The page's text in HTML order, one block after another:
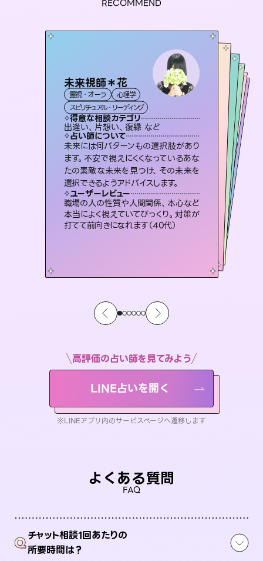
RECOMMEND
未来視師＊花
霊視・オーラ
心理学
スピリチュアル・リーディング
得意な相談カテゴリ
出逢い、片想い、復縁 など
占い師について
未来には何パターンもの選択肢があり
ます。不安で視えにくくなっているあな
たの素敵な未来を見つけ、その未来を
選択できるようアドバイスします。
ユーザーレビュー
職場の人の性質や人間関係、本心など
本当によく視えていてびっくり。対策が
打てて前向きになれます（40代）
おう 霊感オラクル
霊視・オーラ
オラクルカード
得意な相談カテゴリ
恋愛総合、あの人の気持ち など
占い師について
霊視×オラクルカードを使って「今」と
「未来」そして「気になるあの人の気持
ち」まで丁寧に読み解き、恋や人生のヒ
ントを優しく引き出します。
ユーザーレビュー
不安な気持ちが嘘みたいに晴れまし
た…！よく視えていらっしゃるんだなと
感じました（40代 女性）
彗望（すいぼう
霊視・オーラ
スピリチュアル・リーディング
得意な相談カテゴリ
片想い、あの人の気持ち、復縁 など
占い師について
3,700年以上の歴史を持つ東洋最古の
占術「易占」で詳細まで占い、幸せへ向
かう道筋を示します。厳しい結果にも具
体的な対策をお伝えします。
ユーザーレビュー
複雑な背景もしっかり聞いて鑑定して
いただけました。気持ちが楽になりまし
た（50代 女性）
セラピスト理恵
霊視・オーラ
スピリチュアル・リーディング
得意な相談カテゴリ
片想い、二人の未来、年の差 など
占い師について
連絡再開、復縁、成就などの報告実績多数。セラピストとして2万超の施術経験があるからこそできる鑑定で、より良い未来をサポートします。
ユーザーレビュー
とても心温まる鑑定でした。しかもこち
らは何も言っていないのに視えていらっ
しゃるんだなと驚きです（30代女性）
桃源珠羽
霊視・オーラ
スピリチュアル・リーディング
得意な相談カテゴリ
片想い、あの人の気持ち、復縁 など
占い師について
恋愛のお悩みの中でも特に「曖昧な関
係」の相談を得意としており、友達以上
恋人未満なお相手との今後や本音を丁
寧に読み解き恋愛成就へと導きます。
ユーザーレビュー
鑑定していただいてアドバイス通りに行
動すると仲が復活してきました。ありが
とうございました（40代 女性）
アイリス -iris-
西洋占星術 タロット
ルーン
得意な相談カテゴリ
恋愛総合、片想い、二人の未来 など
占い師について
復縁、恋愛、不倫の行方、同性愛や片
思い、仕事関係や借金問題まで知りた
いことや心の負担になっていることを
紐解き、背中をそっと押して導きます。
ユーザーレビュー
安心感のあり、言い切ってくれる所や濁
さない鑑定のおかげで、毎回自分の気
持ちを整えられます（30代 男性）
高評価の占い師を見てみよう
LINE占いを開く
※LINEアプリ内のサービスページへ遷移します
よくある質問
FAQ
Qチャット相談1回あたりの
所要時間は？